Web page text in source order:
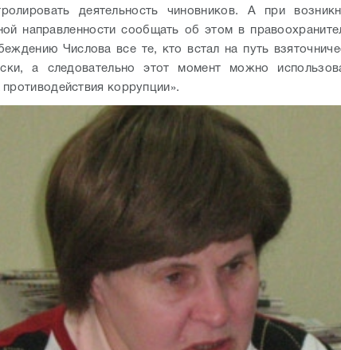
деятельность чиновников. А при
направленности сообщать об этом в
Числова все те, кто встал на путь
а следовательно этот момент можно
противодействия коррупции».